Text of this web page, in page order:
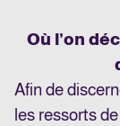
Où l’on
Afin de
les ressorts